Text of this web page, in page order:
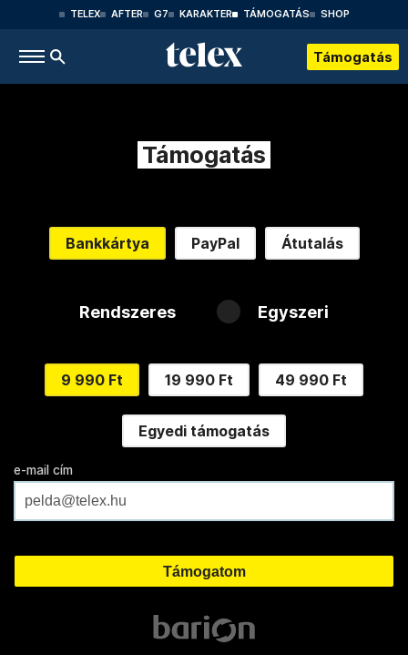
TELEX AFTER G7 KARAKTER TÁMOGATÁS SHOP
Támogatás
Támogatás
Bankkártya PayPal Átutalás
Rendszeres Egyszeri
9 990 Ft 19 990 Ft 49 990 Ft
Egyedi támogatás
e-mail cím